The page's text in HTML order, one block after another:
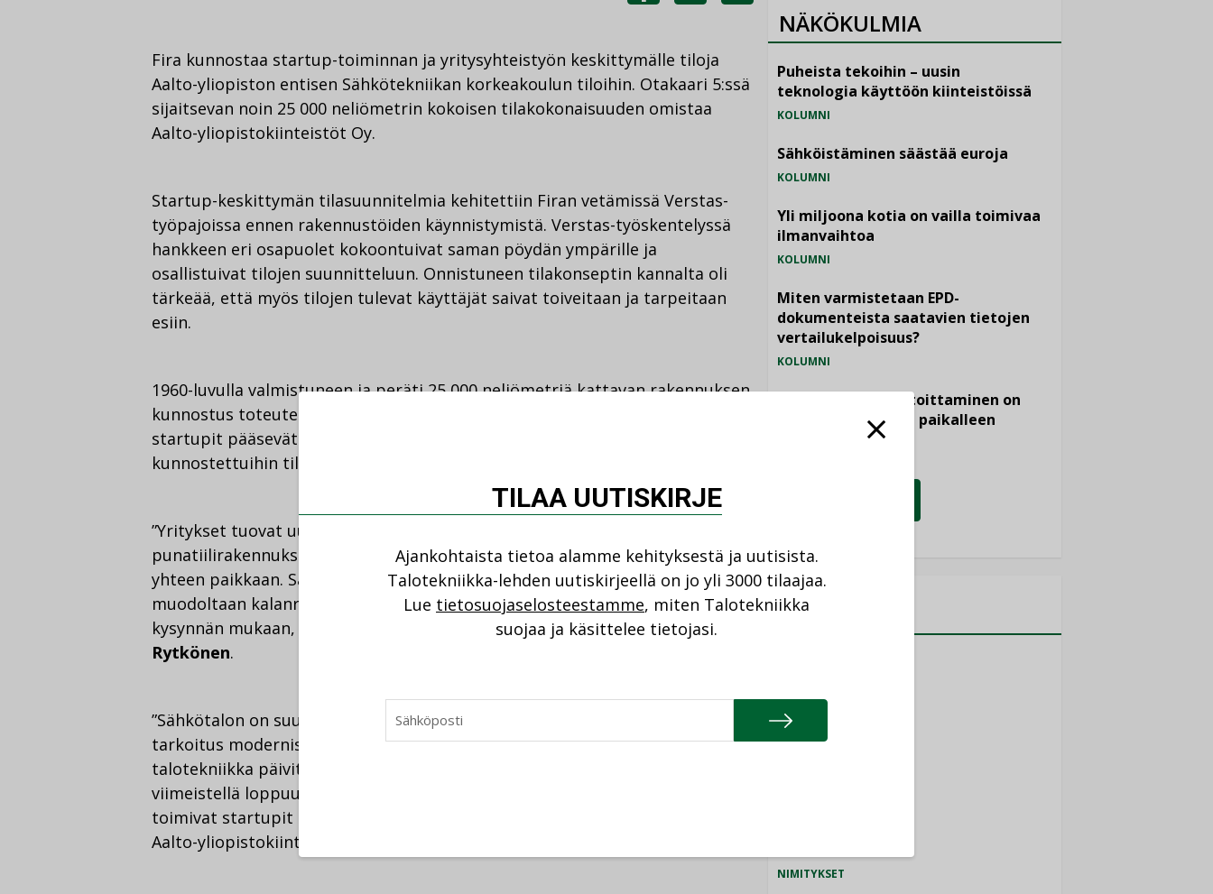
FACEBOOKISSA
LINKEDINISSÄ
KOPIOI
LINKKI
Fira kunnostaa startup-toiminnan ja yritysyhteistyön keskittymälle tiloja
Aalto-yliopiston entisen Sähkötekniikan korkeakoulun tiloihin. Otakaari 5:ssä
sijaitsevan noin 25 000 neliömetrin kokoisen tilakokonaisuuden omistaa
Aalto-yliopistokiinteistöt Oy.
Startup-keskittymän tilasuunnitelmia kehitettiin Firan vetämissä Verstas-
työpajoissa ennen rakennustöiden käynnistymistä. Verstas-työskentelyssä
hankkeen eri osapuolet kokoontuivat saman pöydän ympärille ja
osallistuivat tilojen suunnitteluun. Onnistuneen tilakonseptin kannalta oli
tärkeää, että myös tilojen tulevat käyttäjät saivat toiveitaan ja tarpeitaan
esiin.
1960-luvulla valmistuneen ja peräti 25 000 neliömetriä kattavan rakennuksen
kunnostus toteutetaan vaiheittain, yksi alue kerrallaan. Ensimmäiset
startupit pääsevät muuttamaan Otaniemen kampusalueella sijaitseviin
kunnostettuihin tiloihin syyskuussa 2017.
”Yritykset tuovat uutta elämää Otaniemen yliopistokampuksen historiallisiin
punatiilirakennuksiin, kun kampusalueen startup-toimintaa keskitetään
yhteen paikkaan. Sähkötalo, jonne startup-keskittymä asettuu, muistuttaa
muodoltaan kalanruotoa. Siksi myös kunnostustyöt etenevät vaiheittain
kysynnän mukaan, yksi osa kerrallaan”, sanoo Firan VerstaiteilijaEelis
Rytkönen.
”Sähkötalon on suunnitellut 1960-luvun lopulla
tarkoitus modernisoida vanhaa kunnioittaen ja säilyttäen. Vaikka koko
talotekniikka päivitetään nykyaikaiseksi, ei kaikkia sisäpintoja kuitenkaan
viimeistellä loppuun asti, vaan ne jätetään rouheiksi. Näin myös tiloissa
toimivat startupit pääsevät itse muokkaamaan tiloja mieleisikseen”, kertoo
Aalto-yliopistokiinteistöjen investointipäällikkö
NÄKÖKULMIA
Puheista tekoihin – uusin
teknologia käyttöön kiinteistöissä
KOLUMNI
Sähköistäminen säästää euroja
KOLUMNI
Yli miljoona kotia on vailla toimivaa
ilmanvaihtoa
KOLUMNI
Miten varmistetaan EPD-
dokumenteista saatavien tietojen
vertailukelpoisuus?
KOLUMNI
Vesi- ja viemärimitoittaminen on
jämähtänyt ajassa paikalleen
NIMITYKSET
Refair
NIMITYKSET
TILAA UUTISKIRJE
Ajankohtaista tietoa alamme kehityksestä ja uutisista.
Talotekniikka-lehden uutiskirjeellä on jo yli 3000 tilaajaa.
Lue tietosuojaselosteestamme, miten Talotekniikka
suojaa ja käsittelee tietojasi.